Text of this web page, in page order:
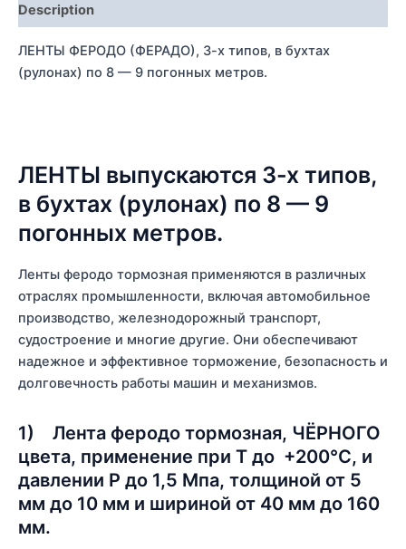
Description
ЛЕНТЫ ФЕРОДО (ФЕРАДО), 3-х типов, в бухтах
(рулонах) по 8 — 9 погонных метров.
ЛЕНТЫ выпускаются 3-х типов,
в бухтах (рулонах) по 8 — 9
погонных метров.
Ленты феродо тормозная применяются в различных
отраслях промышленности, включая автомобильное
производство, железнодорожный транспорт,
судостроение и многие другие. Они обеспечивают
надежное и эффективное торможение, безопасность и
долговечность работы машин и механизмов.
1) Лента феродо тормозная, ЧЁРНОГО
цвета, применение при Т до +200°С, и
давлении P до 1,5 Мпа, толщиной от 5
мм до 10 мм и шириной от 40 мм до 160
мм.